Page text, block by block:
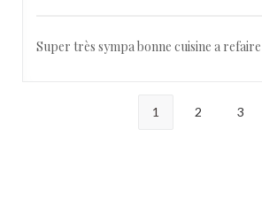
Super très sympa bonne cuisine a refaire
1 2 3